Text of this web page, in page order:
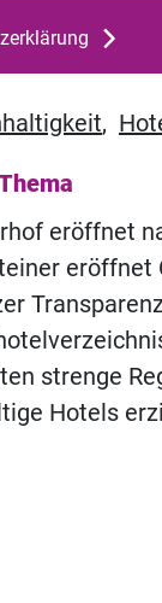
,
eröffnet
eröffnet
strenge
Hotels